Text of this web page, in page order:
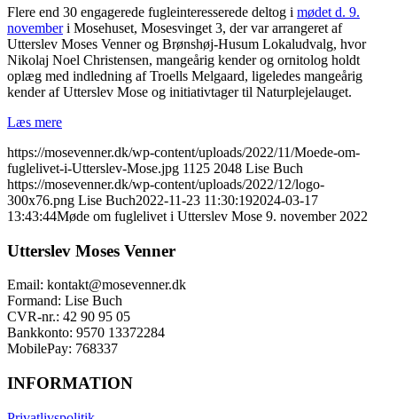
Flere end 30 engagerede fugleinteresserede deltog i mødet d. 9.
novemberi Mosehuset, Mosesvinget 3, der var arrangeret af
Utterslev Moses Venner og Brønshøj-Husum Lokaludvalg, hvor
Nikolaj Noel Christensen, mangeårig kender og ornitolog holdt
oplæg med indledning af Troells Melgaard, ligeledes mangeårig
kender af Utterslev Mose og initiativtager til Naturplejelauget.
Læs mere
https://mosevenner.dk/wp-content/uploads/2022/11/Moede-om-
fuglelivet-i-Utterslev-Mose.jpg 1125 2048 Lise Buch
https://mosevenner.dk/wp-content/uploads/2022/12/logo-
300x76.png Lise Buch2022-11-23 11:30:192024-03-17
13:43:44Møde om fuglelivet i Utterslev Mose 9. november 2022
Utterslev Moses Venner
Email: kontakt@mosevenner.dk
Formand: Lise Buch
CVR-nr.: 42 90 95 05
Bankkonto: 9570 13372284
MobilePay: 768337
INFORMATION